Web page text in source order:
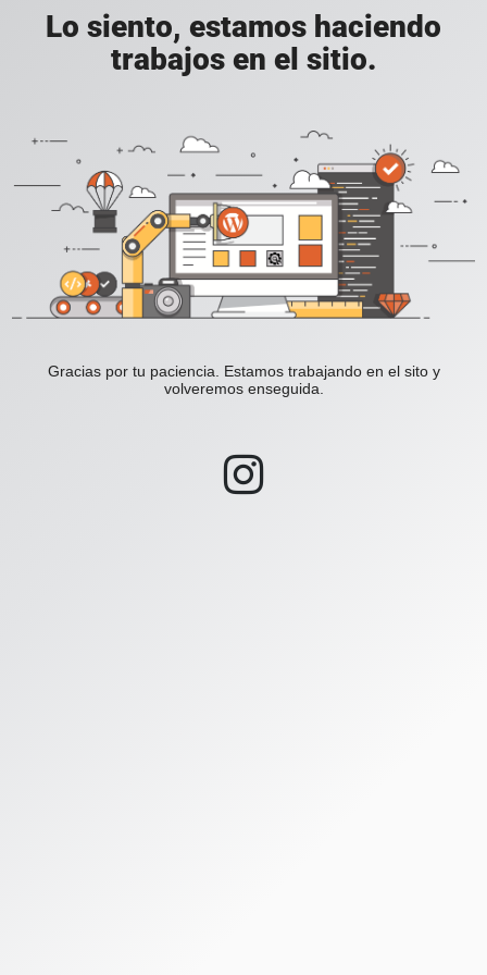
Lo siento, estamos haciendo
trabajos en el sitio.
Gracias por tu paciencia. Estamos trabajando en el sito y
volveremos enseguida.